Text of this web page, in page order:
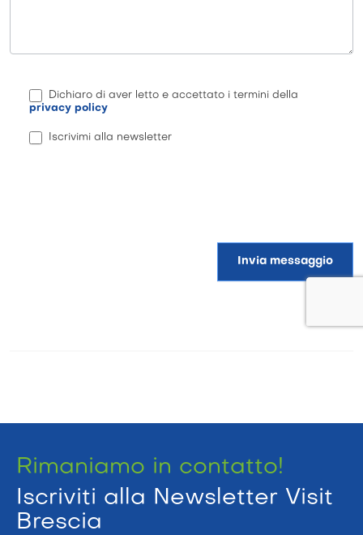
Dichiaro di aver letto e accettato i termini della
privacy policy
Iscrivimi alla newsletter
Invia messaggio
Rimaniamo in contatto!
Iscriviti alla Newsletter Visit
Brescia